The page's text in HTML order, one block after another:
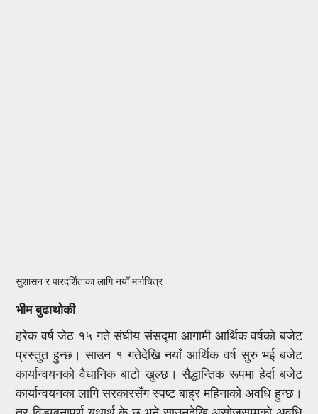
सुशासन र पारदर्शिताका लागि नयाँ मार्गचित्र
भीम बुढाथोकी
हरेक वर्ष जेठ १५ गते संघीय संसद्मा आगामी आर्थिक वर्षको बजेट
प्रस्तुत हुन्छ। साउन १ गतेदेखि नयाँ आर्थिक वर्ष सुरु भई बजेट
कार्यान्वयनको वैधानिक बाटो खुल्छ। सैद्धान्तिक रूपमा हेर्दा बजेट
कार्यान्वयनका लागि सरकारसँग स्पष्ट बाह्र महिनाको अवधि हुन्छ।